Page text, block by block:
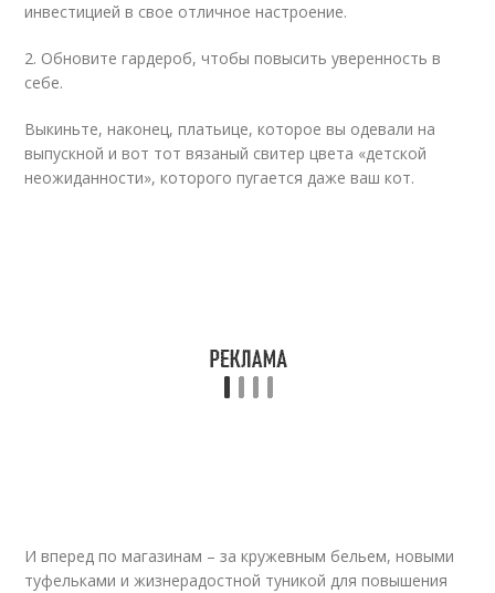
инвестицией в свое отличное настроение.
2. Обновите гардероб, чтобы повысить уверенность в
себе.
Выкиньте, наконец, платьице, которое вы одевали на
выпускной и вот тот вязаный свитер цвета «детской
неожиданности», которого пугается даже ваш кот.
И вперед по магазинам – за кружевным бельем, новыми
туфельками и жизнерадостной туникой для повышения